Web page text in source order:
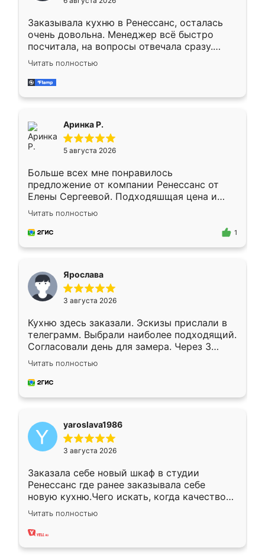
мебели буду заказывать только здесь.
Заказывала кухню в Ренессанс, осталась
очень довольна. Менеджер всё быстро
посчитала, на вопросы отвечала сразу.
Замерщик приехал в субботу, подошёл к
делу со всей ответственностью. Собрали
за день, ребята работали аккуратно, даже
Читать полностью
Аринка Р.
5 августа 2026
Больше всех мне понравилось
предложение от компании Ренессанс от
Елены Сергеевой. Подходяшщая цена и
короткие сроки изготовления. Приехавший
для замера сотрудник Владислав
предложил по моему эскизу самый
Читать полностью
1
Ярослава
3 августа 2026
Кухню здесь заказали. Эскизы прислали в
телеграмм. Выбрали наиболее подходящий.
Согласовали день для замера. Через 3
недели кухня была уже готова. Остались
довольны работой. Спасибо Ренессанс
мебель за качественную работу!
Читать полностью
yaroslava1986
3 августа 2026
Заказала себе новый шкаф в студии
Ренессанс где ранее заказывала себе
новую кухню.Чего искать, когда качеством
вполне довольна. Служит кухня уже почти
два года, нареканий нет.
Читать полностью